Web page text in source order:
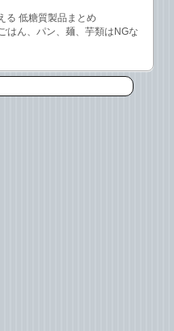
る 低糖質製品まとめ
はん、パン、麺、芋類はNGな